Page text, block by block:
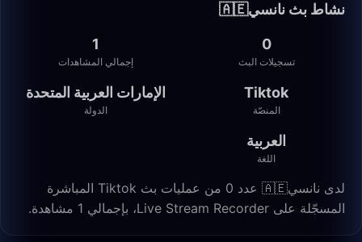
نشاط بث نانسي🇦🇪
0
تسجيلات البث
1
إجمالي المشاهدات
Tiktok
المنصّة
الإمارات العربية المتحدة
الدولة
العربية
اللغة
لدى نانسي🇦🇪 عدد 0 من عمليات بث Tiktok المباشرة
المسجّلة على Live Stream Recorder، بإجمالي 1 مشاهدة.